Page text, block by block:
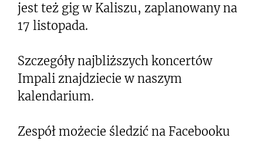
jest też gig w Kaliszu, zaplanowany na
17 listopada.
Szczegóły najbliższych koncertów
Impali znajdziecie w naszym
kalendarium.
Zespół możecie śledzić na Facebooku